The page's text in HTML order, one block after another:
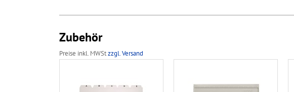
Zubehör
Preise inkl. MWStzzgl. Versand